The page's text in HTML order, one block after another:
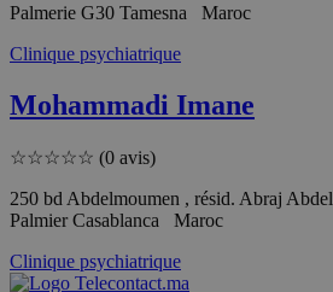
Palmerie G30 Tamesna Maroc
Clinique psychiatrique
Mohammadi Imane
☆☆☆☆☆ (0 avis)
250 bd Abdelmoumen , résid. Abraj
Palmier Casablanca Maroc
Clinique psychiatrique